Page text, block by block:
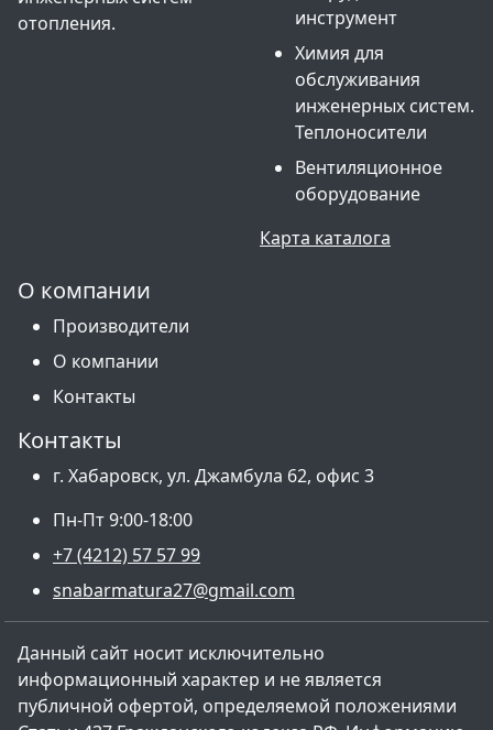
отопления.
инструмент
Химия для
обслуживания
инженерных систем.
Теплоносители
Вентиляционное
оборудование
Карта каталога
О компании
Производители
О компании
Контакты
Контакты
г. Хабаровск, ул. Джамбула 62, офис 3
Пн-Пт 9:00-18:00
+7 (4212) 57 57 99
snabarmatura27@gmail.com
Данный сайт носит исключительно
информационный характер и не является
публичной офертой, определяемой положениями